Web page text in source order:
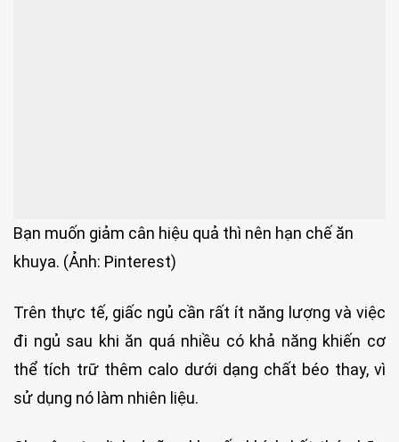
Bạn muốn giảm cân hiệu quả thì nên hạn chế ăn
khuya. (Ảnh: Pinterest)
Trên thực tế, giấc ngủ cần rất ít năng lượng và việc
đi ngủ sau khi ăn quá nhiều có khả năng khiến cơ
thể tích trữ thêm calo dưới dạng chất béo thay, vì
sử dụng nó làm nhiên liệu.